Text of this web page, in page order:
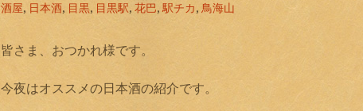
酒屋, 日本酒, 目黒, 目黒駅, 花巴,駅チカ, 鳥海山
皆さま、おつかれ様です。
今夜はオススメの日本酒の紹介です。